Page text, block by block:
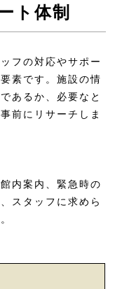
四季乃湯～
ラテラス＞
八条口
ト体制
フの対応やサポー
素です。施設の情
あるか、必要なと
前にリサーチしま
内案内、緊急時の
スタッフに求めら